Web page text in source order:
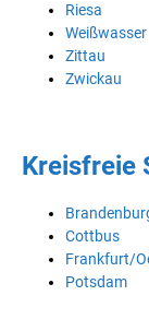
Riesa
Weißwasser
Zittau
Zwickau
Kreisfreie
Cottbus
Frankfurt/
Potsdam